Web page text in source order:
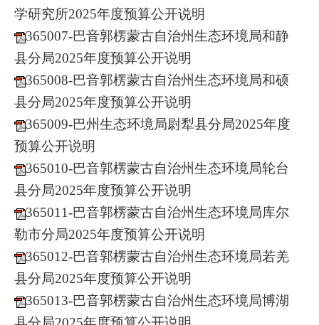
学研究所2025年度预算公开说明
365007-巴音郭楞蒙古自治州生态环境局和静
县分局2025年度预算公开说明
365008-巴音郭楞蒙古自治州生态环境局和硕
县分局2025年度预算公开说明
365009-巴州生态环境局尉犁县分局2025年度
预算公开说明
365010-巴音郭楞蒙古自治州生态环境局轮台
县分局2025年度预算公开说明
365011-巴音郭楞蒙古自治州生态环境局库尔
勒市分局2025年度预算公开说明
365012-巴音郭楞蒙古自治州生态环境局若羌
县分局2025年度预算公开说明
365013-巴音郭楞蒙古自治州生态环境局博湖